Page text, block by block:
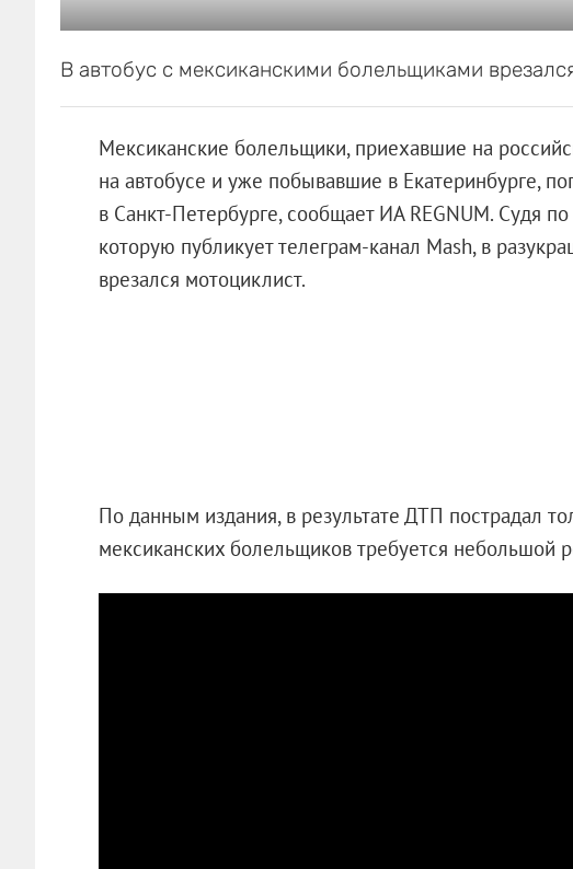
В автобус с мексиканскими болельщиками
Мексиканские болельщики, приехавшие на
на автобусе и уже побывавшие в Екатеринбурге,
в Санкт-Петербурге, сообщает ИА REGNUM. Судя
которую публикует телеграм-канал Mash, в
врезался мотоциклист.
По данным издания, в результате ДТП пострадал
мексиканских болельщиков требуется небольшой